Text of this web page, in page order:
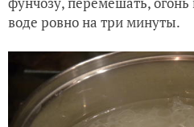
воде ровно на три минуты.